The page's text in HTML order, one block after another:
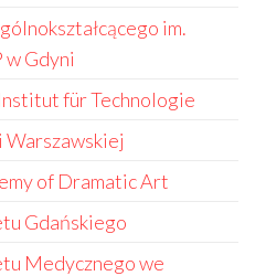
im.
Gdyni
für Technologie
of Dramatic Art
Gdańskiego
Medycznego we